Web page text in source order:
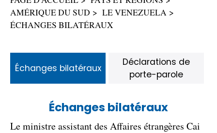
Espa
ñol
AMÉRIQUE DU SUD
LE VENEZUELA
ÉCHANGES BILATÉRAUX
Échanges bilatéraux
Le ministre assistant des Affaires étrangères Cai
Échanges bilatéraux
Déclarations de
porte-parole